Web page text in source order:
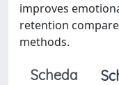
improves
retention
methods.
Scheda